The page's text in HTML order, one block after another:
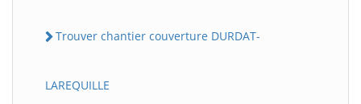
Trouver chantier couverture DURDAT-
LAREQUILLE